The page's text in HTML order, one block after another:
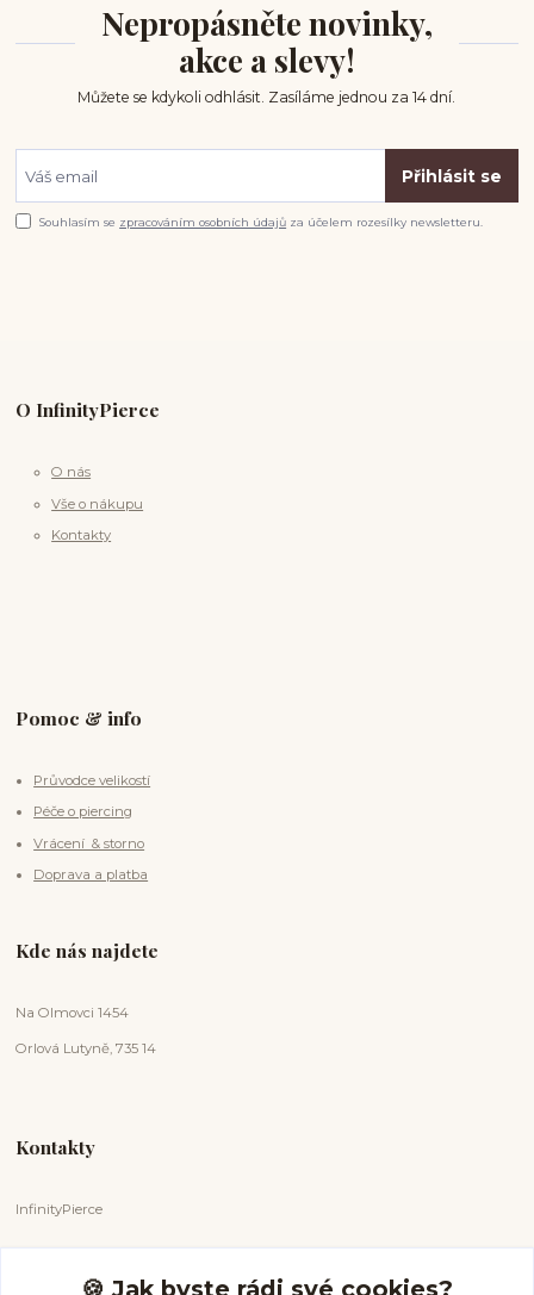
Nepropásněte novinky,
akce a slevy!
Můžete se kdykoli odhlásit. Zasíláme jednou za 14 dní.
Přihlásit se
Souhlasím se zpracováním osobních údajů za účelem rozesílky newsletteru.
O InfinityPierce
O nás
Vše o nákupu
Kontakty
Pomoc & info
Průvodce velikostí
Péče o piercing
Vrácení & storno
Doprava a platba
Kde nás najdete
Na Olmovci 1454
Orlová Lutyně, 735 14
Kontakty
InfinityPierce
+420 731 681 038
🍪 Jak byste rádi své cookies?